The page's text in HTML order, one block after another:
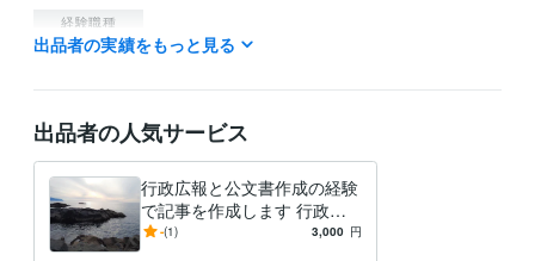
経験職種
クリエイター / ライター・編集 経験年数 : 3年
管理 / 総務 経験年数 : 14年
事務・ビジネスサポート / 事務（一般事務）
ライフスタイル・その他 / 公務員
職歴
オフィス・イコアン 2021年6月 ~ 現在
ビジネス・クリエイティブツール
出品者の実績をもっと見る
出品者の人気サービス
行政広報と公文書作成の経験
で記事を作成します 行政広
報と公文書作成の経験で記事
-(1) 3,000 円